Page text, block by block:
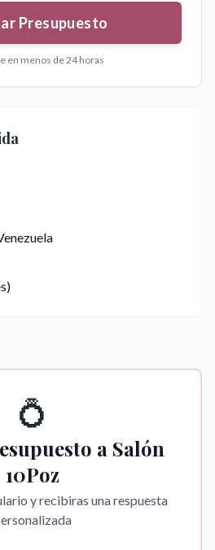
Presupuesto
en menos de 24 horas
💍
a Salón
10Poz
y recibiras una respuesta